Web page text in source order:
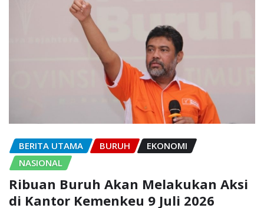
BERITA UTAMA BURUH
EKONOMI
NASIONAL
Ribuan Buruh Akan Melakukan Aksi
di Kantor Kemenkeu 9 Juli 2026